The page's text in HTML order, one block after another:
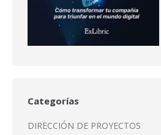
Categorías
DIRECCIÓN DE PROYECTOS